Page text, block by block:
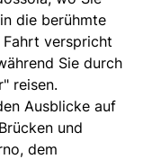
die berühmte
Fahrt verspricht
Sie durch
reisen.
Ausblicke auf
und
dem